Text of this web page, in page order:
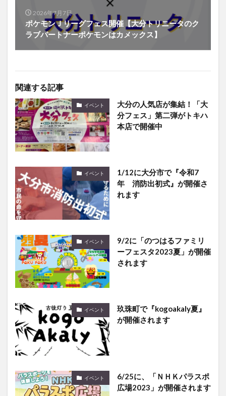
2026年7月7日
ポケモンＪリーグフェス開催【大分トリニータのク
ラブパートナーポケモンはカメックス】
関連する記事
イベント
大分の人気店が集結！「大
分フェス」第二弾がトキハ
本店で開催中
イベント
1/12に大分市で『令和7
年 消防出初式』が開催さ
れます
イベント
9/2に「のつはるファミリ
ーフェスタ2023夏」が開催
されます
イベント
玖珠町で『kogoakaly夏』
が開催されます
イベント
6/25に、「ＮＨＫパラスポ
広場2023」が開催されます